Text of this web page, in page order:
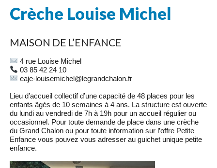
Crèche Louise Michel
MAISON DE L’ENFANCE
4 rue Louise Michel
03 85 42 24 10
eaje-louisemichel@legrandchalon.fr
Lieu d’accueil collectif d’une capacité de 48 places pour les
enfants âgés de 10 semaines à 4 ans. La structure est ouverte
du lundi au vendredi de 7h à 19h pour un accueil régulier ou
occasionnel. Pour toute demande de place dans une crèche
du Grand Chalon ou pour toute information sur l’offre Petite
Enfance vous pouvez vous adresser au guichet unique petite
enfance.